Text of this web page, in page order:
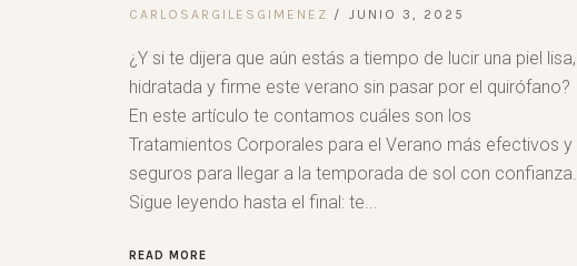
CARLOSARGILESGIMENEZ JUNIO 3, 2025
¿Y si te dijera que aún estás a tiempo de lucir una piel lisa,
hidratada y firme este verano sin pasar por el quirófano?
En este artículo te contamos cuáles son los
Tratamientos Corporales para el Verano más efectivos y
seguros para llegar a la temporada de sol con confianza.
Sigue leyendo hasta el final: te...
READ MORE